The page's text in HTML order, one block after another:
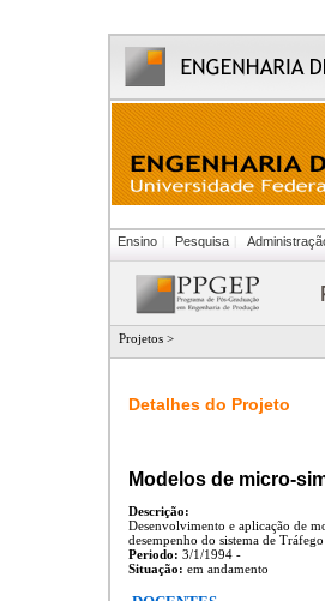
Ensino Pesquisa
Projetos >
Detalhes do Projeto
Modelos de micro-
Descrição:
Desenvolvimento e aplicação de
desempenho do sistema de Tráfego
Periodo: 3/1/1994 -
Situação: em andamento